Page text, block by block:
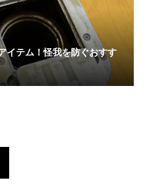
イテム！怪我を防ぐおすす